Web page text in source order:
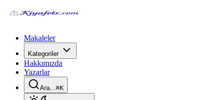
Makaleler
Kategoriler
Hakkımızda
Yazarlar
Ara...⌘K